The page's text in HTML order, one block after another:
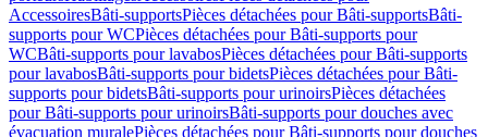
AccessoiresBâti-supportsPièces détachées pour Bâti-supportsBâti-
supports pour WCPièces détachées pour Bâti-supports pour
WCBâti-supports pour lavabosPièces détachées pour Bâti-supports
pour lavabosBâti-supports pour bidetsPièces détachées pour Bâti-
supports pour bidetsBâti-supports pour urinoirsPièces détachées
pour Bâti-supports pour urinoirsBâti-supports pour douches avec
évacuation muralePièces détachées pour Bâti-supports pour douches